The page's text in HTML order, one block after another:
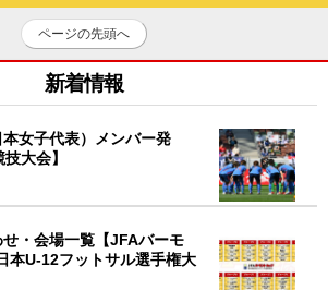
ページの先頭へ
新着情報
女子代表）メンバー発
大会】
・会場一覧【JFAバーモ
本U-12フットサル選手権大